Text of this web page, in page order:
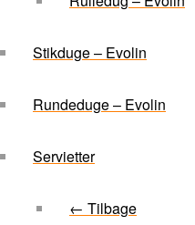
Stikduge – Evolin
Rundeduge – Evolin
Servietter
← Tilbage